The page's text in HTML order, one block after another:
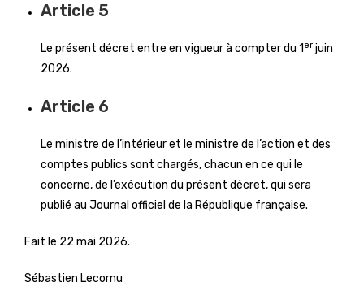
Article 5
Le présent décret entre en vigueur à compter du 1 er juin
2026.
Article 6
Le ministre de l’intérieur et le ministre de l’action et des
comptes publics sont chargés, chacun en ce qui le
concerne, de l’exécution du présent décret, qui sera
publié au Journal officiel de la République française.
Fait le 22 mai 2026.
Sébastien Lecornu